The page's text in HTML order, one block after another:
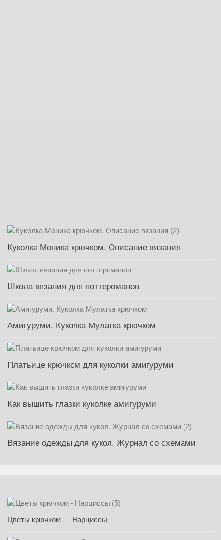
Куколка Моника крючком. Описание вязания
Школа вязания для поттероманов
Амигуруми. Куколка Мулатка крючком
Платьице крючком для куколки амигуруми
Как вышить глазки куколке амигуруми
Вязание одежды для кукол. Журнал со схемами
Цветы крючком — Нарциссы